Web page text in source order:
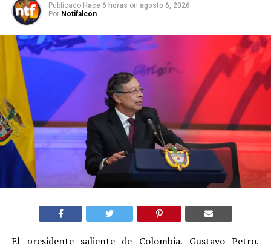
Publicado Hace 6 horas on agosto 6, 2026
Por Notifalcon
El presidente saliente de Colombia, Gustavo Petro,